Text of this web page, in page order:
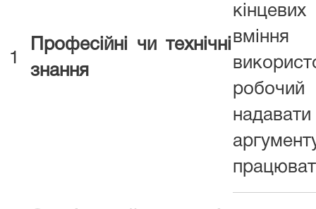
1
Професійні чи технічні
знання